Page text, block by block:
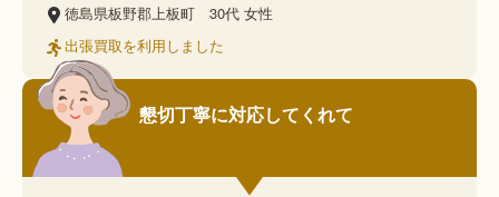
徳島県板野郡上板町 30代 女性
出張買取を利用しました
懇切丁寧に対応してくれて